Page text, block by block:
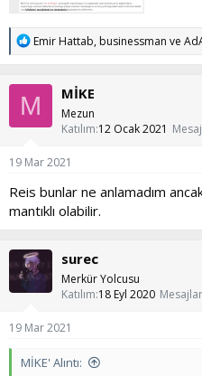
T
p
k
i
l
e
Emir Hattab,businessman ve
M MİKE
Mezun
Katılım 12 Ocak 2021
19 Mar 2021
Reis bunlar ne anlamadım
mantıklı olabilir.
surec
Merkür Yolcusu
Katılım 18 Eyl 2020 Mesajlar
19 Mar 2021
MİKE' Alıntı: